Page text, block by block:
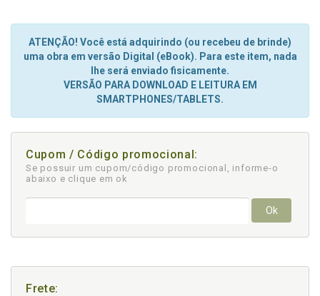
ATENÇÃO! Você está adquirindo (ou recebeu de brinde)
uma obra em versão Digital (eBook). Para este item, nada
lhe será enviado fisicamente.
VERSÃO PARA DOWNLOAD E LEITURA EM
SMARTPHONES/TABLETS.
Cupom / Código promocional:
Se possuir um cupom/código promocional, informe-o
abaixo e clique em ok
Ok
Frete: